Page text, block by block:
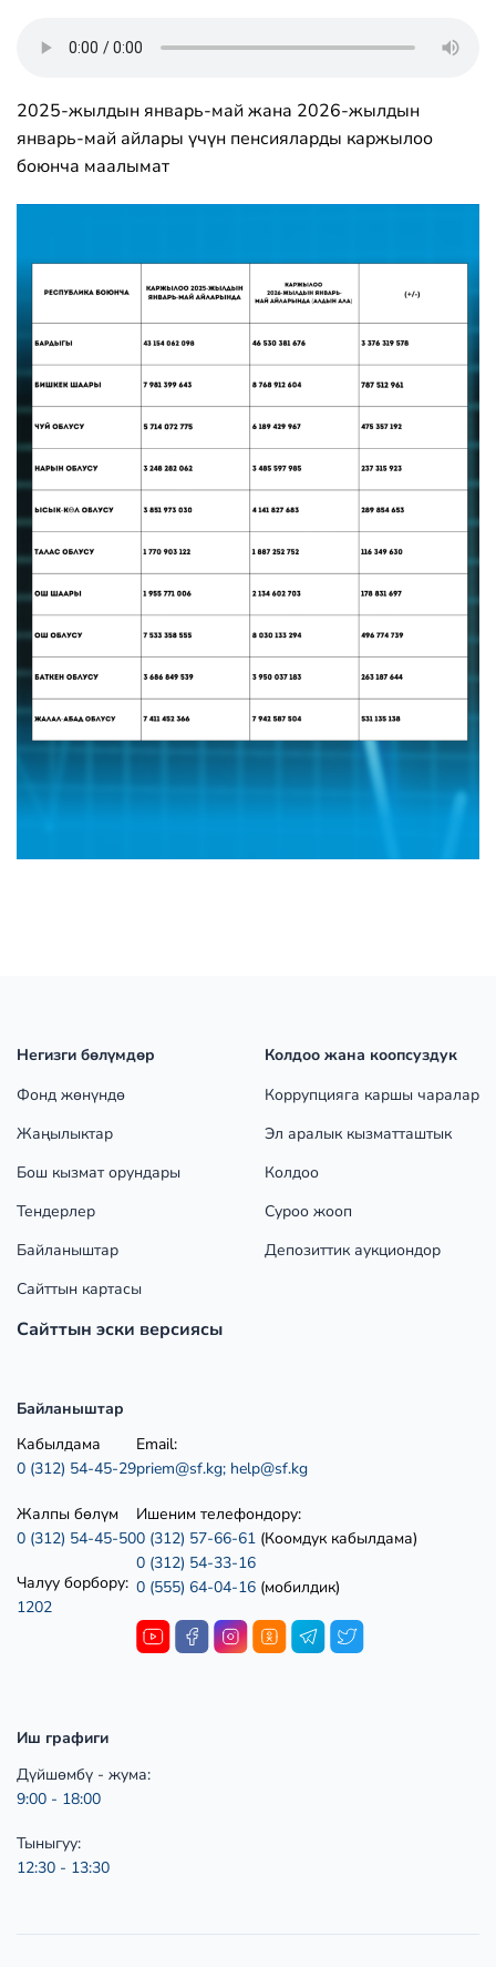
2025-жылдын январь-май жана 2026-жылдын
январь-май айлары үчүн пенсияларды каржылоо
боюнча маалымат
Негизги бөлүмдөр
Фонд жөнүндө
Жаңылыктар
Бош кызмат орундары
Тендерлер
Байланыштар
Сайттын картасы
Сайттын эски версиясы
Колдоо жана коопсуздук
Коррупцияга каршы чаралар
Эл аралык кызматташтык
Колдоо
Суроо жооп
Депозиттик аукциондор
Байланыштар
Кабылдама
0 (312) 54-45-29
Жалпы бөлүм
0 (312) 54-45-50
Чалуу борбору:
1202
Email:
priem@sf.kg; help@sf.kg
Ишеним телефондору:
0 (312) 57-66-61 (Коомдук кабылдама)
0 (312) 54-33-16
0 (555) 64-04-16 (мобилдик)
Иш графиги
Дүйшөмбү - жума:
9:00 - 18:00
Тыныгуу:
12:30 - 13:30